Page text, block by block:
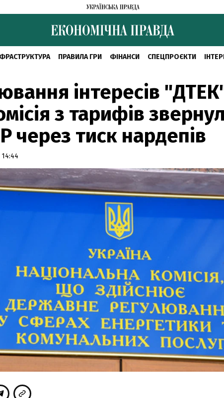
ПРАВИЛА ГРИ ФІНАНСИ СПЕЦПРОЄКТИ
інтересів
з тарифів
через тиск нардепів